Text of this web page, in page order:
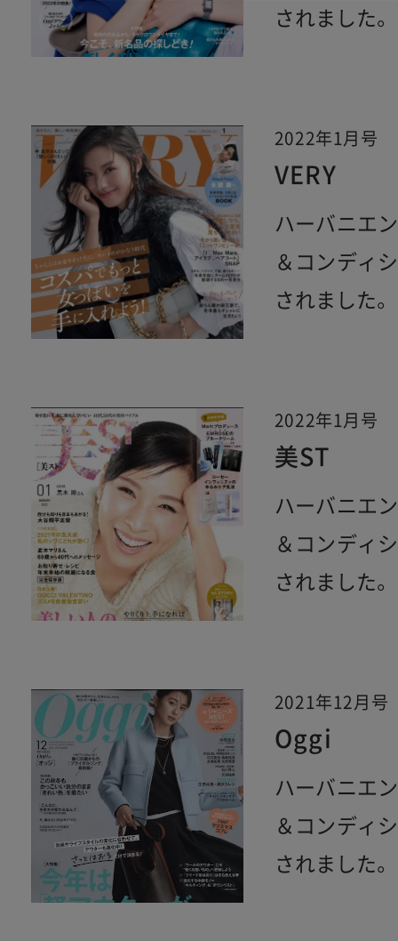
されました。
2022年1月号
VERY
ハーバニエ
＆コンディ
されました。
2022年1月号
美ST
ハーバニエ
＆コンディ
されました。
2021年12月号
Oggi
ハーバニエ
＆コンディ
されました。